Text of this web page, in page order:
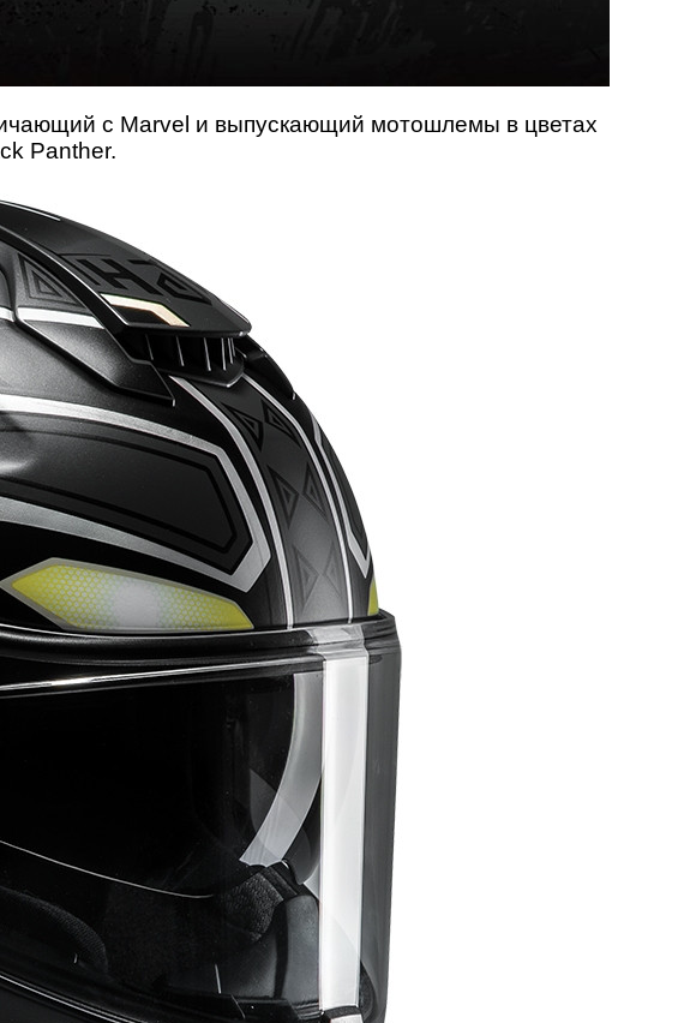
с Marvel и выпускающий мотошлемы в цветах
Panther.